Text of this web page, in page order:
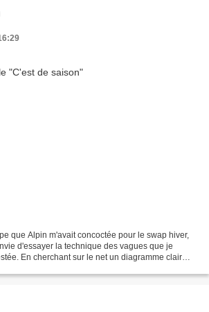
que Alpin m'avait concoctée pour le swap hiver,
d'essayer la technique des vagues que je
En cherchant sur le net un diagramme clair